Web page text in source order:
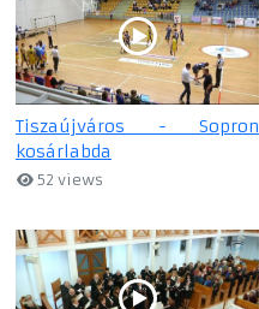
Tiszaújváros - Sopron
kosárlabda
52 views